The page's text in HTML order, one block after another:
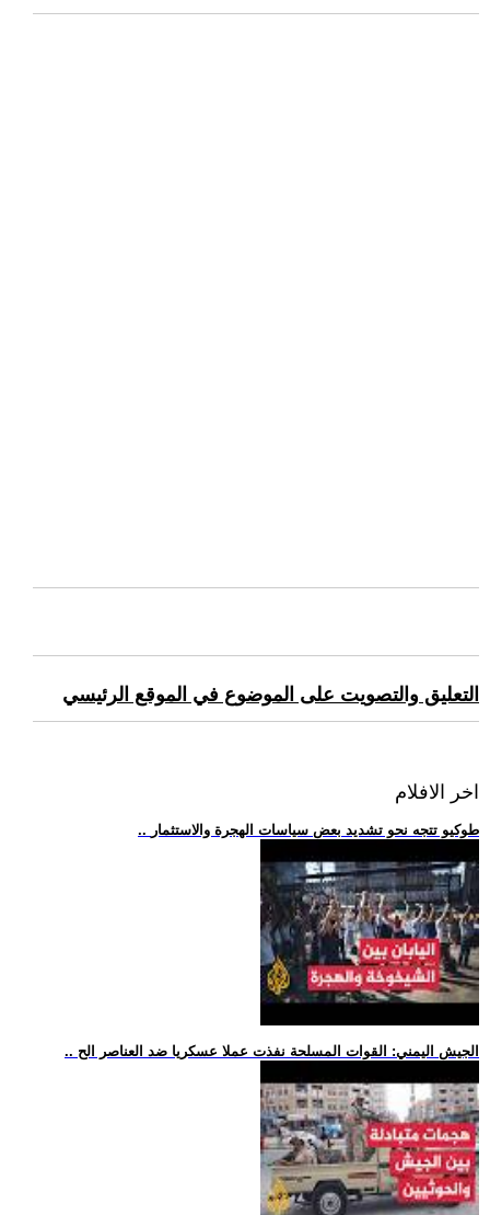
التعليق والتصويت على الموضوع في الموقع الرئيسي
اخر الافلام
.. طوكيو تتجه نحو تشديد بعض سياسات الهجرة والاستثمار
.. الجيش اليمني: القوات المسلحة نفذت عملا عسكريا ضد العناصر الح